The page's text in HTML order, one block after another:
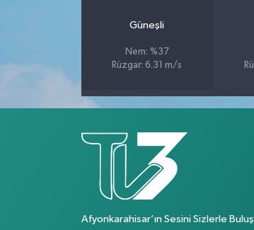
Güneşli
Nem: %37
Rüzgar: 6.31 m/s
Afyonkarahisar’ın Sesini Sizlerle